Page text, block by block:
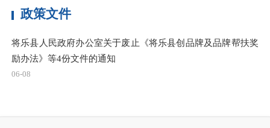
政策文件
将乐县人民政府办公室关于废止《将乐县创品牌及品牌帮扶奖
励办法》等4份文件的通知
06-08